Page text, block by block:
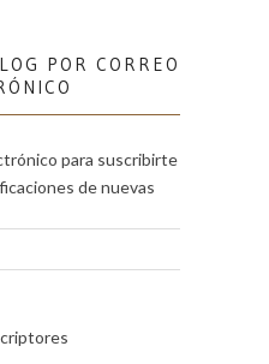
POR CORREO
para suscribirte
de nuevas